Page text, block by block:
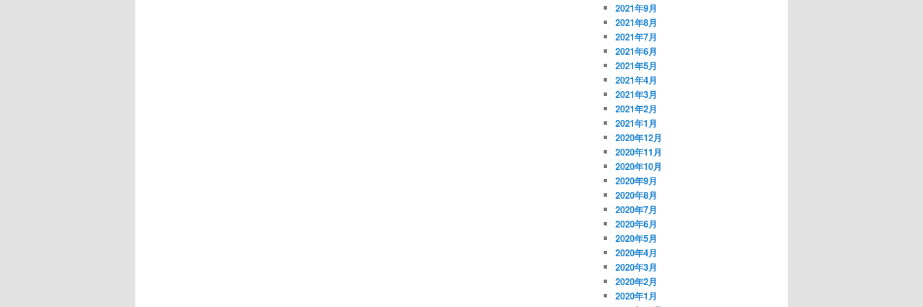
2021年9月
2021年8月
2021年7月
2021年6月
2021年5月
2021年4月
2021年3月
2021年2月
2021年1月
2020年12月
2020年11月
2020年10月
2020年9月
2020年8月
2020年7月
2020年6月
2020年5月
2020年4月
2020年3月
2020年2月
2020年1月